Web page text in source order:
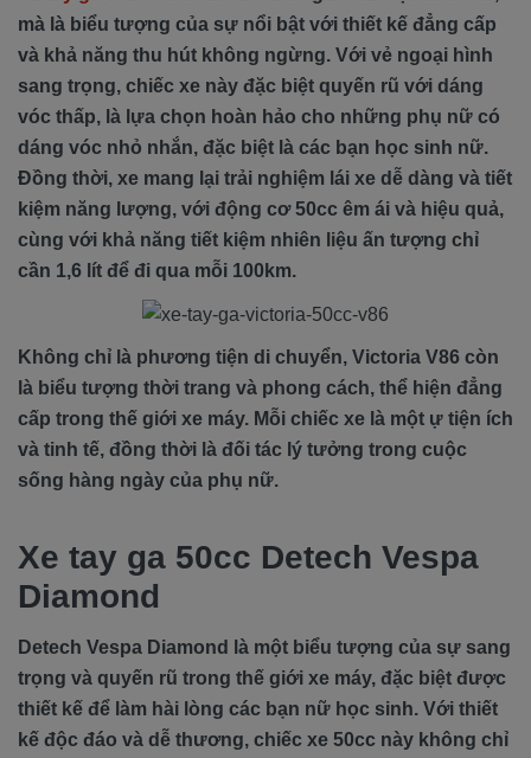
mà là biểu tượng của sự nổi bật với thiết kế đẳng cấp
và khả năng thu hút không ngừng. Với vẻ ngoại hình
sang trọng, chiếc xe này đặc biệt quyến rũ với dáng
vóc thấp, là lựa chọn hoàn hảo cho những phụ nữ có
dáng vóc nhỏ nhắn, đặc biệt là các bạn học sinh nữ.
Đồng thời, xe mang lại trải nghiệm lái xe dễ dàng và tiết
kiệm năng lượng, với động cơ 50cc êm ái và hiệu quả,
cùng với khả năng tiết kiệm nhiên liệu ấn tượng chỉ
cần 1,6 lít để đi qua mỗi 100km.
Không chỉ là phương tiện di chuyển, Victoria V86 còn
là biểu tượng thời trang và phong cách, thể hiện đẳng
cấp trong thế giới xe máy. Mỗi chiếc xe là một ự tiện ích
và tinh tế, đồng thời là đối tác lý tưởng trong cuộc
sống hàng ngày của phụ nữ.
Xe tay ga 50cc Detech Vespa
Diamond
Detech Vespa Diamond là một biểu tượng của sự sang
trọng và quyến rũ trong thế giới xe máy, đặc biệt được
thiết kế để làm hài lòng các bạn nữ học sinh. Với thiết
kế độc đáo và dễ thương, chiếc xe 50cc này không chỉ